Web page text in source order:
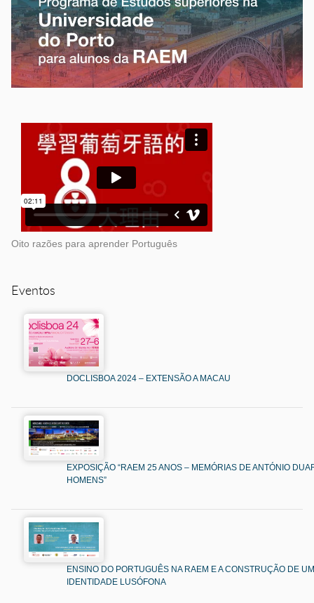
Oito razões para aprender Português
Eventos
DOCLISBOA 2024 – EXTENSÃO A MACAU
EXPOSIÇÃO “RAEM 25 ANOS – MEMÓRIAS DE ANTÓNIO
HOMENS”
ENSINO DO PORTUGUÊS NA RAEM E A CONSTRUÇÃO DE
IDENTIDADE LUSÓFONA